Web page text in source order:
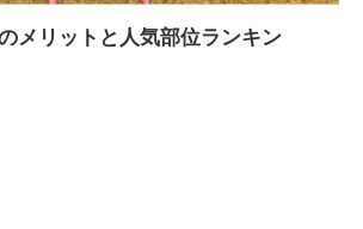
メリットと人気部位ランキン